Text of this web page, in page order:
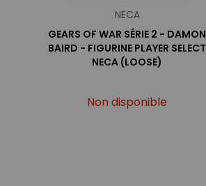
NECA
GEARS OF WAR SÉRIE 2 - DAMON
BAIRD - FIGURINE PLAYER SELECT
NECA (LOOSE)
Non disponible